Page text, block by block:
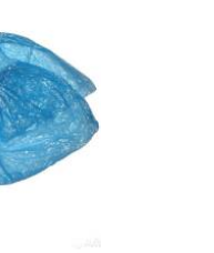
головы
которая
и
при